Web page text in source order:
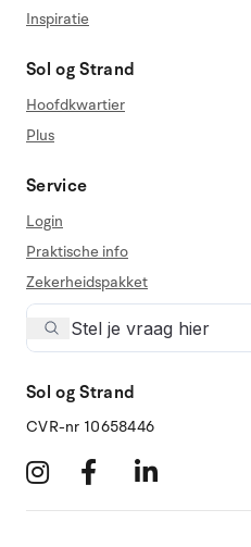
Inspiratie
Sol og Strand
Hoofdkwartier
Plus
Service
Login
Praktische info
Zekerheidspakket
Sol og Strand
CVR-nr 10658446